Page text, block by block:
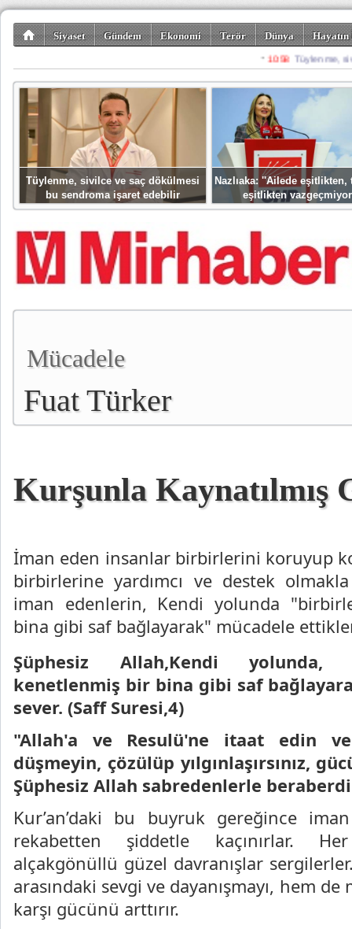
Siyaset Gündem Ekonomi Terör Dünya
Spor Misafir
Tüylenme, sivilce ve saç dökülmesi
bu sendroma işaret edebilir
Nazlıaka: ''Ailede eşitlikten,
eşitlikten
Mücadele
Fuat Türker
Kurşunla Kaynatılmış
İman eden insanlar birbirlerini koruyup
birbirlerine yardımcı ve destek
iman edenlerin, Kendi yolunda
bina gibi saf bağlayarak" mücadele
Şüphesiz Allah,Kendi
kenetlenmiş bir bina gibi saf
sever. (Saff Suresi,4)
"Allah'a ve Resulü'ne itaat edin
düşmeyin, çözülüp yılgınlaşırsınız,
Şüphesiz Allah sabredenlerle
Kur’an’daki bu buyruk gereğince
rekabetten şiddetle kaçınırlar.
alçakgönüllü güzel davranışlar
arasındaki sevgi ve dayanışmayı, hem
karşı gücünü arttırır.